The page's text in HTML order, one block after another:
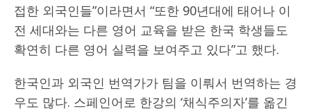
접한 외국인들”이라면서 “또한 90년대에 태어나 이
전 세대와는 다른 영어 교육을 받은 한국 학생들도
확연히 다른 영어 실력을 보여주고 있다”고 했다.
한국인과 외국인 번역가가 팀을 이뤄서 번역하는 경
우도 많다. 스페인어로 한강의 ‘채식주의자’를 옮긴